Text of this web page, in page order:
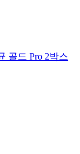
골드 Pro 2박스